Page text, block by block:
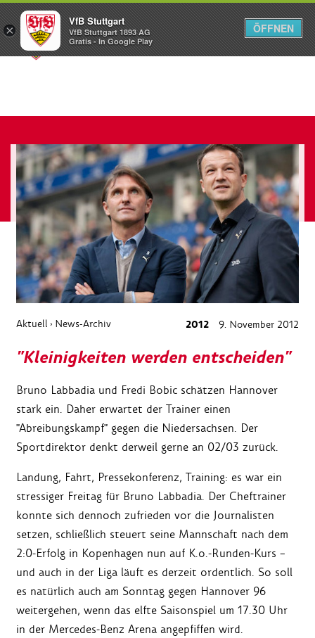
Menü
Aktuell › News-Archiv 2012 9. November 2012
"Kleinigkeiten werden entscheiden"
Bruno Labbadia und Fredi Bobic schätzen Hannover
stark ein. Daher erwartet der Trainer einen
"Abreibungskampf" gegen die Niedersachsen. Der
Sportdirektor denkt derweil gerne an 02/03 zurück.
Landung, Fahrt, Pressekonferenz, Training: es war ein
stressiger Freitag für Bruno Labbadia. Der Cheftrainer
konnte sich dennoch zufrieden vor die Journalisten
setzen, schließlich steuert seine Mannschaft nach dem
2:0-Erfolg in Kopenhagen nun auf K.o.-Runden-Kurs –
und auch in der Liga läuft es derzeit ordentlich. So soll
es natürlich auch am Sonntag gegen Hannover 96
weitergehen, wenn das elfte Saisonspiel um 17.30 Uhr
in der Mercedes-Benz Arena angepfiffen wird.
×
VfB Stuttgart
VfB Stuttgart 1893 AG
Gratis - In Google Play
ÖFFNEN